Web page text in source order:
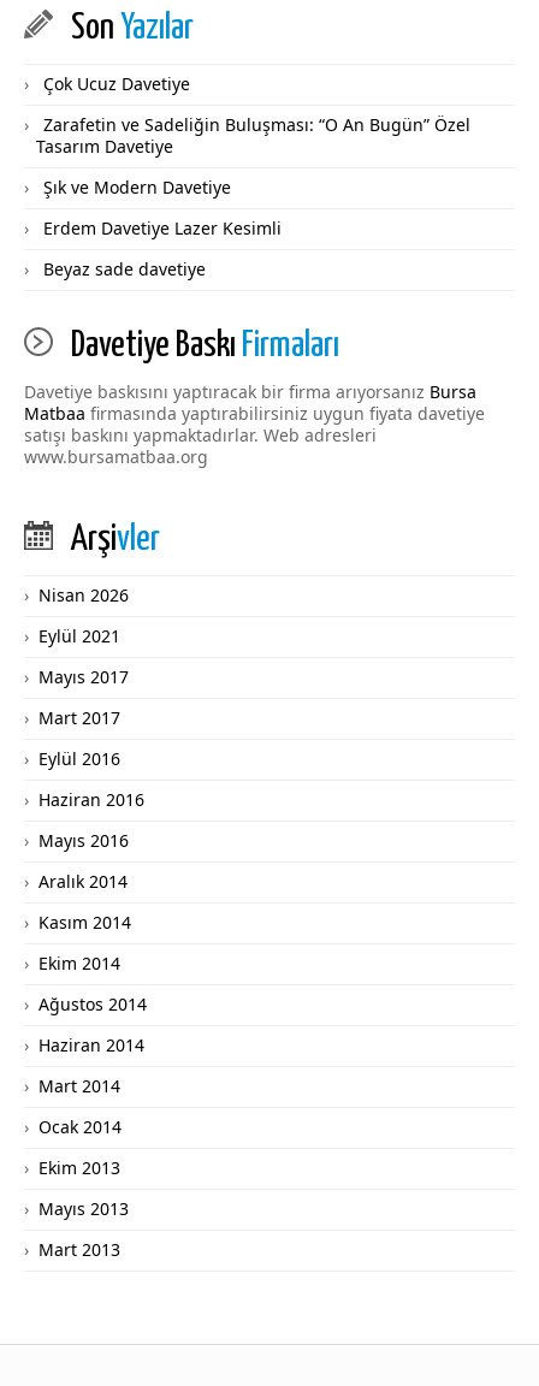
Son Yazılar
Çok Ucuz Davetiye
Zarafetin ve Sadeliğin Buluşması: “O An Bugün” Özel
Tasarım Davetiye
Şık ve Modern Davetiye
Erdem Davetiye Lazer Kesimli
Beyaz sade davetiye
Davetiye Baskı Firmaları
Davetiye baskısını yaptıracak bir firma arıyorsanız Bursa
Matbaa firmasında yaptırabilirsiniz uygun fiyata davetiye
satışı baskını yapmaktadırlar. Web adresleri
www.bursamatbaa.org
Arşivler
Nisan 2026
Eylül 2021
Mayıs 2017
Mart 2017
Eylül 2016
Haziran 2016
Mayıs 2016
Aralık 2014
Kasım 2014
Ekim 2014
Ağustos 2014
Haziran 2014
Mart 2014
Ocak 2014
Ekim 2013
Mayıs 2013
Mart 2013